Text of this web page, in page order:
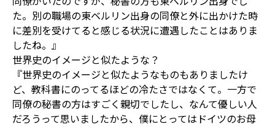
た。別の職場の東ベルリン出身の同僚と外に出かけた時
に差別を受けてると感じる状況に遭遇したことはありま
したね。』
世界史のイメージと似たような？
『世界史のイメージと似たようなものもありましたけ
ど、教科書にのってるほどの冷たさではなくて。一方で
同僚の秘書の方はすごく親切でしたし、なんて優しい人
だろうって思いましたから、僕にとってはドイツのお母